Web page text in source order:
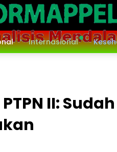
Internasional
II: